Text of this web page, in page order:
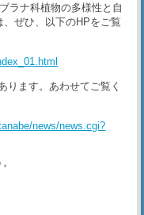
ラナ科植物の多様性と自
ぜひ、以下のHPをご覧
ります。あわせてご覧く
news/news.cgi?